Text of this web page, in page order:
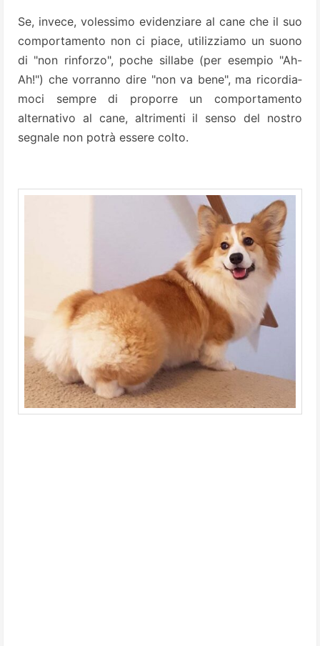
Se, invece, volessimo evidenziare al cane che il suo
comportamento non ci piace, utilizziamo un suo­no
di "non rinforzo", poche sillabe (per esempio "Ah-
Ah!") che vorran­no dire "non va bene", ma ricordia­
moci sempre di proporre un com­portamento
alternativo al cane, al­trimenti il senso del nostro
segnale non potrà essere colto.